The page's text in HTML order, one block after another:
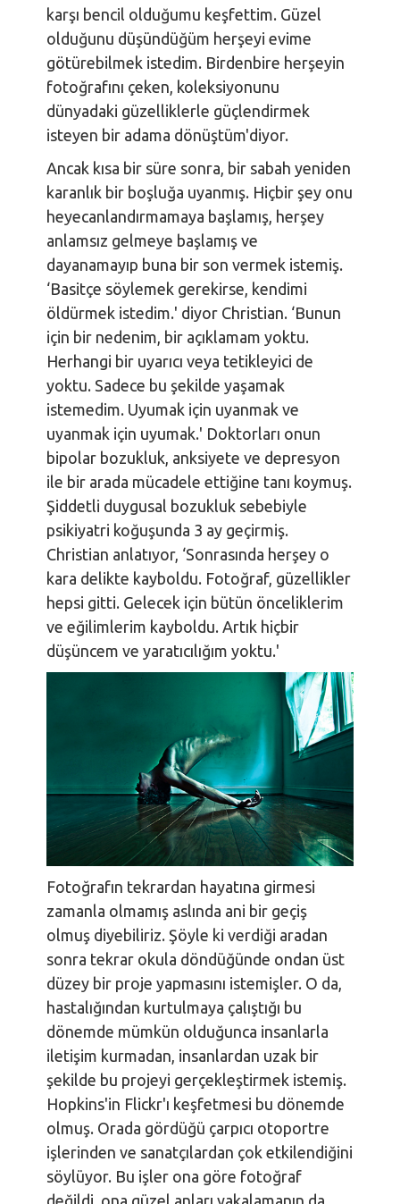
karşı bencil olduğumu keşfettim. Güzel
olduğunu düşündüğüm herşeyi evime
götürebilmek istedim. Birdenbire herşeyin
fotoğrafını çeken, koleksiyonunu
dünyadaki güzelliklerle güçlendirmek
isteyen bir adama dönüştüm'diyor.
Ancak kısa bir süre sonra, bir sabah yeniden
karanlık bir boşluğa uyanmış. Hiçbir şey onu
heyecanlandırmamaya başlamış, herşey
anlamsız gelmeye başlamış ve
dayanamayıp buna bir son vermek istemiş.
‘Basitçe söylemek gerekirse, kendimi
öldürmek istedim.' diyor Christian. ‘Bunun
için bir nedenim, bir açıklamam yoktu.
Herhangi bir uyarıcı veya tetikleyici de
yoktu. Sadece bu şekilde yaşamak
istemedim. Uyumak için uyanmak ve
uyanmak için uyumak.' Doktorları onun
bipolar bozukluk, anksiyete ve depresyon
ile bir arada mücadele ettiğine tanı koymuş.
Şiddetli duygusal bozukluk sebebiyle
psikiyatri koğuşunda 3 ay geçirmiş.
Christian anlatıyor, ‘Sonrasında herşey o
kara delikte kayboldu. Fotoğraf, güzellikler
hepsi gitti. Gelecek için bütün önceliklerim
ve eğilimlerim kayboldu. Artık hiçbir
düşüncem ve yaratıcılığım yoktu.'
Fotoğrafın tekrardan hayatına girmesi
zamanla olmamış aslında ani bir geçiş
olmuş diyebiliriz. Şöyle ki verdiği aradan
sonra tekrar okula döndüğünde ondan üst
düzey bir proje yapmasını istemişler. O da,
hastalığından kurtulmaya çalıştığı bu
dönemde mümkün olduğunca insanlarla
iletişim kurmadan, insanlardan uzak bir
şekilde bu projeyi gerçekleştirmek istemiş.
Hopkins'in Flickr'ı keşfetmesi bu dönemde
olmuş. Orada gördüğü çarpıcı otoportre
işlerinden ve sanatçılardan çok etkilendiğini
söylüyor. Bu işler ona göre fotoğraf